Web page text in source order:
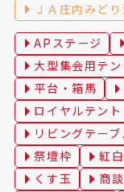
ＪＡ庄内みど
APステージ
大型集会用テン
平台・箱馬
ロイヤルテント
リビングテーブ
祭壇枠
紅
くす玉
商